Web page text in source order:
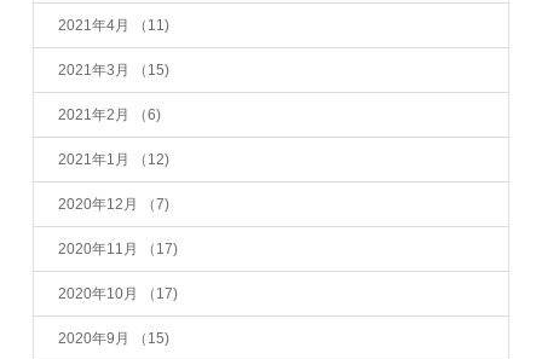
2021年4月 （11)
2021年3月 （15)
2021年2月 （6)
2021年1月 （12)
2020年12月 （7)
2020年11月 （17)
2020年10月 （17)
2020年9月 （15)